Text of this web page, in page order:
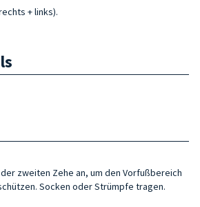
+ links).
zweiten Zehe an, um den Vorfußbereich
Socken oder Strümpfe tragen.